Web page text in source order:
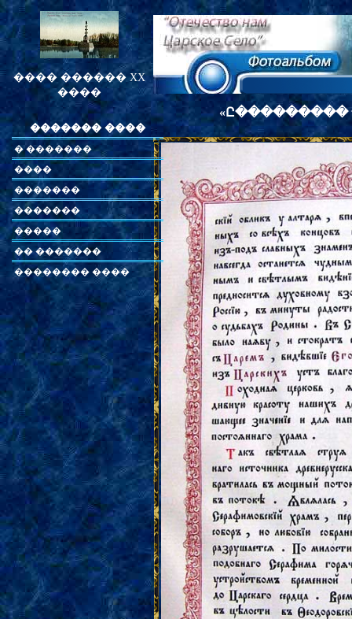
���� ������ XX
����
«
������� ����
� �������
����
�������
�������
�����
�� �������
�������� ����